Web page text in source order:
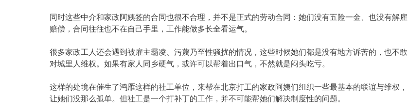
同时这些中介和家政阿姨签的合同也很不合理，并不是正式的劳动合同：她们没有五险一金、也没有解雇
赔偿，合同往往也不在自己手里，工作能做多长全看运气。
很多家政工人还会遇到被雇主霸凌、污蔑乃至性骚扰的情况，这些时候她们都是没有地方诉苦的，也不敢
对城里人维权。如果有家人同乡硬气，或许可以帮着出口气，不然就是闷头吃亏。
这样的处境在催生了鸿雁这样的社工单位，来帮在北京打工的家政阿姨们组织一些最基本的联谊与维权，
让她们没那么孤单。但社工是一个打补丁的工作，并不可能帮她们解决制度性的问题。